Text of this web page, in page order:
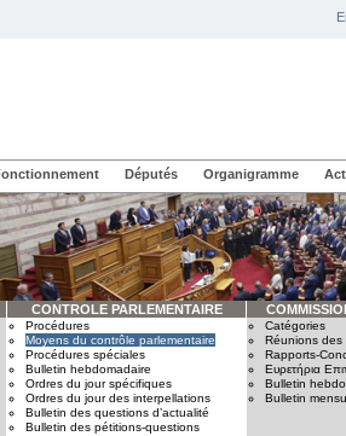
Députés Organigramme
CONTROLE PARLEMENTAIRE
Procédures
Moyens du contrôle parlementaire
Procédures spéciales
Bulletin hebdomadaire
Ordres du jour spécifiques
Ordres du jour des interpellations
Bulletin des questions d’actualité
Bulletin des pétitions-questions
Catégories
Réunions des
Rapports-
Ευρετήρια
Bulletin
Bulletin